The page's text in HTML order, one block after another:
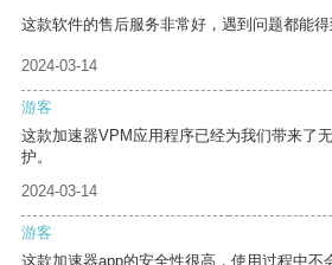
这款软件的售后服务非常好，遇到问题都能得
2024-03-14
游客
这款加速器VPM应用程序已经为我们带来了
护。
2024-03-14
游客
这款加速器app的安全性很高，使用过程中不